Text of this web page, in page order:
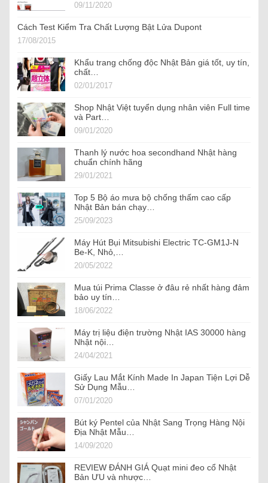
09/11/2020
Cách Test Kiểm Tra Chất Lượng Bật Lửa Dupont
17/08/2015
Khẩu trang chống độc Nhật Bản giá tốt, uy tín,
chất…
02/01/2017
Shop Nhật Việt tuyển dụng nhân viên Full time
và Part…
09/01/2020
Thanh lý nước hoa secondhand Nhật hàng
chuẩn chính hãng
29/01/2021
Top 5 Bộ áo mưa bộ chống thấm cao cấp
Nhật Bản bán chạy…
25/09/2023
Máy Hút Bụi Mitsubishi Electric TC-GM1J-N
Be-K, Nhỏ,…
20/05/2022
Mua túi Prima Classe ở đâu rẻ nhất hàng đảm
bảo uy tín…
18/06/2022
Máy trị liệu điện trường Nhật IAS 30000 hàng
Nhật nội…
24/04/2021
Giấy Lau Mắt Kính Made In Japan Tiện Lợi Dễ
Sử Dụng Mẫu…
07/01/2020
Bút ký Pentel của Nhật Sang Trọng Hàng Nội
Địa Nhật Mẫu…
14/09/2020
REVIEW ĐÁNH GIÁ Quạt mini đeo cổ Nhật
Bản ƯU và nhược…